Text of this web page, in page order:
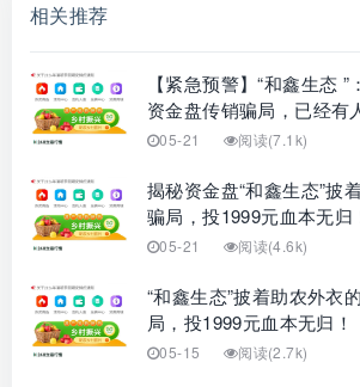
相关推荐
【紧急预警】“和鑫生态
资金盘传销骗局，已经有
05-21 阅读(7.1k)
揭秘资金盘“和鑫生态”披
骗局，投1999元血本无归
05-21 阅读(4.6k)
“和鑫生态”披着助农外衣
局，投1999元血本无归！
05-15 阅读(2.7k)